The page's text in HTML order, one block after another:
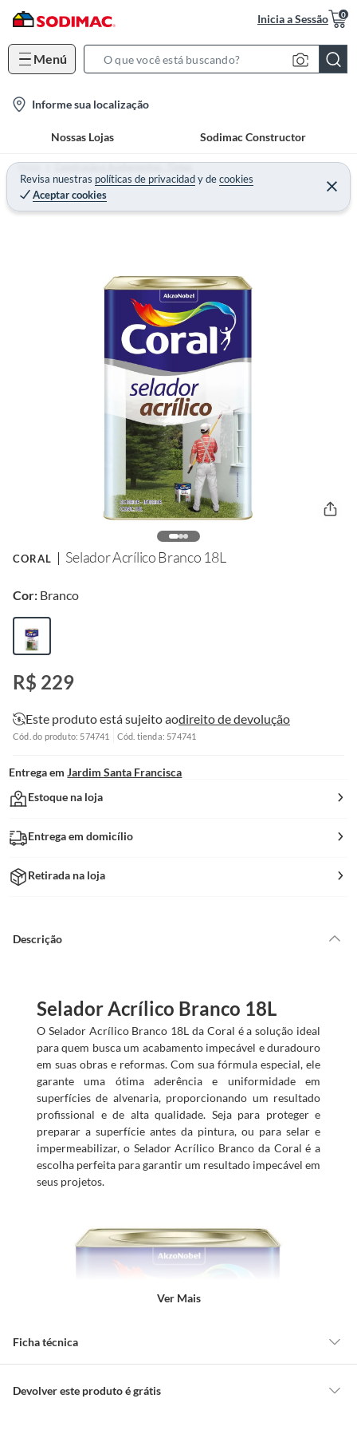
Inicia a Sessão 0
Menú
S
c
h
B
a
Informe sua localização
Nossas Lojas Sodimac Constructor
Revisa nuestras políticas de privacidadydecookies
Aceptar cookies
Home Construção e Acabamentos - Tintas
CORAL Selador Acrílico Branco 18L
Cor: Branco
R$ 229
Este produto está sujeito aodireito de devolução
Cód. do produto: 574741 Cód. tienda: 574741
Entrega em Jardim Santa Francisca
Estoque na loja
Entrega em domicílio
Retirada na loja
Descrição
Selador Acrílico Branco 18L
O Selador Acrílico Branco 18L da Coral é a solução ideal
para quem busca um acabamento impecável e duradouro
em suas obras e reformas. Com sua fórmula especial, ele
garante uma ótima aderência e uniformidade em
superfícies de alvenaria, proporcionando um resultado
profissional e de alta qualidade. Seja para proteger e
preparar a superfície antes da pintura, ou para selar e
impermeabilizar, o Selador Acrílico Branco da Coral é a
escolha perfeita para garantir um resultado impecável em
seus projetos.
Ver Mais
Ficha técnica
Modelo
Devolver este produto é grátis